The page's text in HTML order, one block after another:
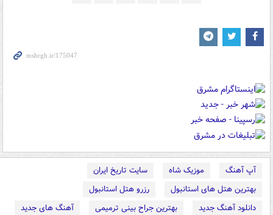
آپ آهنگ موزیک شاه
سایت تاریخ ایران
بهترین هتل های استانبول
رزرو هتل استانبول
دانلود آهنگ جدید
بهترین جراح بینی ترمیمی
آهنگ های جدید